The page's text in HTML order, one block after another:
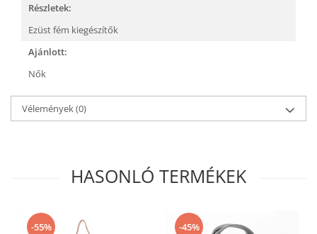
Részletek:
Ezüst fém kiegészítők
Ajánlott:
Nők
Vélemények(0)
HASONLÓ TERMÉKEK
-55% -45%